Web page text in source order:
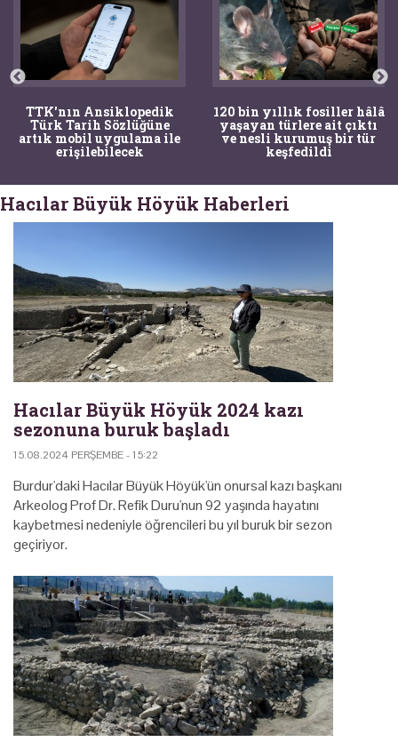
TTK'nın Ansiklopedik
Türk Tarih Sözlüğüne
artık mobil uygulama ile
erişilebilecek
120 bin yıllık fosiller hâlâ
yaşayan türlere ait çıktı
ve nesli kurumuş bir tür
keşfedildi
Hacılar Büyük Höyük Haberleri
Hacılar Büyük Höyük 2024 kazı
sezonuna buruk başladı
15.08.2024 PERŞEMBE - 15:22
Burdur'daki Hacılar Büyük Höyük'ün onursal kazı başkanı
Arkeolog Prof Dr. Refik Duru'nun 92 yaşında hayatını
kaybetmesi nedeniyle öğrencileri bu yıl buruk bir sezon
geçiriyor.